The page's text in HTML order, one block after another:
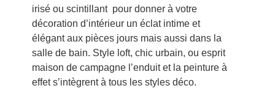
irisé ou scintillant pour donner à votre
décoration d’intérieur un éclat intime et
élégant aux pièces jours mais aussi dans la
salle de bain. Style loft, chic urbain, ou esprit
maison de campagne l’enduit et la peinture à
effet s’intègrent à tous les styles déco.